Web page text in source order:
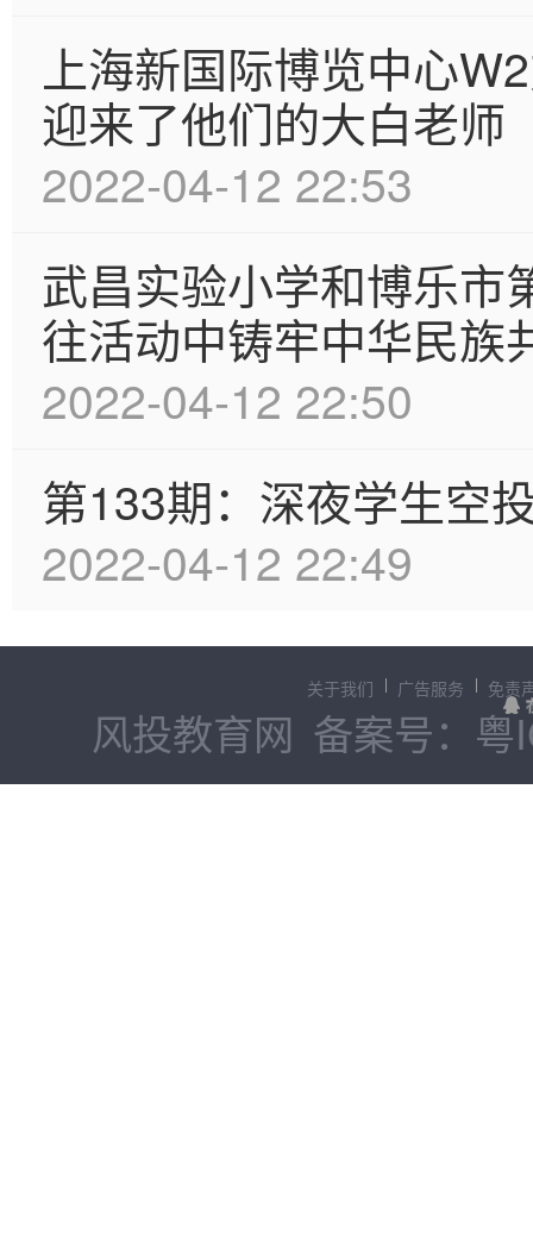
上海新国际博览中心
迎来了他们的大白老师
2022-04-12 22:53
武昌实验小学和博乐市
往活动中铸牢中华民族
2022-04-12 22:50
第133期：深夜学生空
2022-04-12 22:49
关于我们 广告服务 免责
风投教育网 备案号：粤